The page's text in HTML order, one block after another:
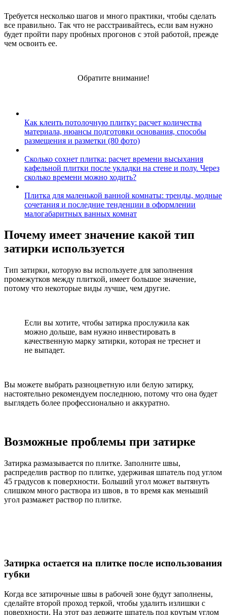
Требуется несколько шагов и много практики, чтобы сделать
все правильно. Так что не расстраивайтесь, если вам нужно
будет пройти пару пробных прогонов с этой работой, прежде
чем освоить ее.
Обратите внимание!
Как клеить потолочную плитку: расчет количества
материала, нюансы подготовки основания, способы
размещения и разметки (80 фото)
Сколько сохнет плитка: расчет времени высыхания
кафельной плитки после укладки на стене и полу. Через
сколько времени можно ходить?
Плитка для маленькой ванной комнаты: тренды, модные
сочетания и последние тенденции в оформлении
малогабаритных ванных комнат
Почему имеет значение какой тип
затирки используется
Тип затирки, которую вы используете для заполнения
промежутков между плиткой, имеет большое значение,
потому что некоторые виды лучше, чем другие.
Если вы хотите, чтобы затирка прослужила как
можно дольше, вам нужно инвестировать в
качественную марку затирки, которая не треснет и
не выпадет.
Вы можете выбрать разноцветную или белую затирку,
настоятельно рекомендуем последнюю, потому что она будет
выглядеть более профессионально и аккуратно.
Возможные проблемы при затирке
Затирка размазывается по плитке. Заполните швы,
распределив раствор по плитке, удерживая шпатель под углом
45 градусов к поверхности. Больший угол может вытянуть
слишком много раствора из швов, в то время как меньший
угол размажет раствор по плитке.
Затирка остается на плитке после использования
губки
Когда все затирочные швы в рабочей зоне будут заполнены,
сделайте второй проход теркой, чтобы удалить излишки с
поверхности. На этот раз держите шпатель под крутым углом